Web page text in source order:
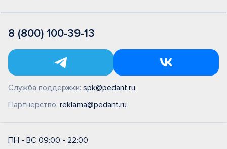
8 (800) 100-39-13
Служба поддержки: spk@pedant.ru
Партнерство: reklama@pedant.ru
ПН - ВС 09:00 - 22:00